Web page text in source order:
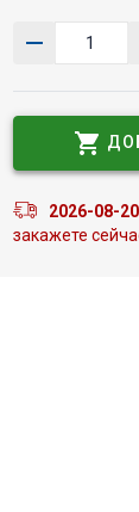
2026-08-20
закажете